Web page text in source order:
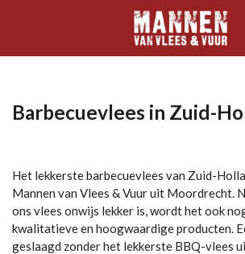
Barbecuevlees in Zuid-
Het lekkerste barbecuevlees van Zuid-
Mannen van Vlees & Vuur uit Moordrecht.
ons vlees onwijs lekker is, wordt het ook
kwalitatieve en hoogwaardige producten.
geslaagd zonder het lekkerste BBQ-vlees